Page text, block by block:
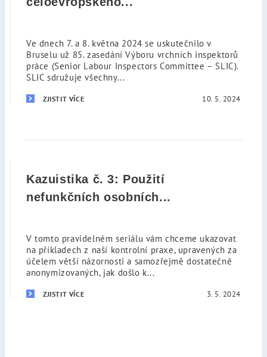
Ve dnech 7. a 8. května 2024 se uskutečnilo v
Bruselu už 85. zasedání Výboru vrchních inspektorů
práce (Senior Labour Inspectors Committee – SLIC).
SLIC sdružuje všechny...
ZJISTIT VÍCE 10. 5. 2024
Kazuistika č. 3: Použití
nefunkčních osobních...
V tomto pravidelném seriálu vám chceme ukazovat
na příkladech z naší kontrolní praxe, upravených za
účelem větší názornosti a samozřejmě dostatečně
anonymizovaných, jak došlo k...
ZJISTIT VÍCE 3. 5. 2024